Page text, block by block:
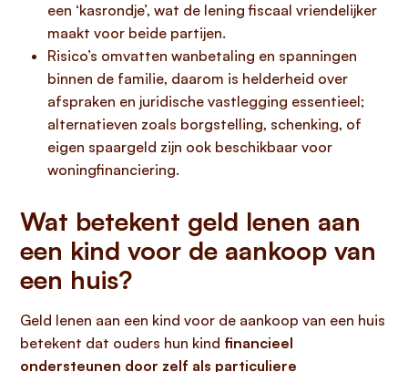
een ‘kasrondje’, wat de lening fiscaal vriendelijker
maakt voor beide partijen.
Risico’s omvatten wanbetaling en spanningen
binnen de familie, daarom is helderheid over
afspraken en juridische vastlegging essentieel;
alternatieven zoals borgstelling, schenking, of
eigen spaargeld zijn ook beschikbaar voor
woningfinanciering.
Wat betekent geld lenen aan
een kind voor de aankoop van
een huis?
Geld lenen aan een kind voor de aankoop van een huis
betekent dat ouders hun kind financieel
ondersteunen door zelf als particuliere